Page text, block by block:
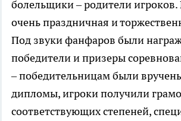
болельщики – родители игроков.
очень праздничная и
Под звуки фанфаров были
победители и призеры
– победительницам были
дипломы, игроки получили
соответствующих степеней,